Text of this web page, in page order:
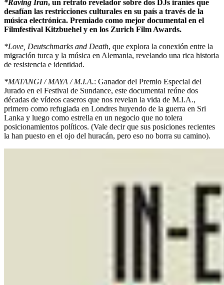
*Raving Iran, un retrato revelador sobre dos DJs iraníes que
desafían las restricciones culturales en su país a través de la
música electrónica. Premiado como mejor documental en el
Filmfestival Kitzbuehel y en los Zurich Film Awards.
*Love, Deutschmarks and Death, que explora la conexión entre la
migración turca y la música en Alemania, revelando una rica historia
de resistencia e identidad.
*MATANGI / MAYA / M.I.A.: Ganador del Premio Especial del
Jurado en el Festival de Sundance, este documental reúne dos
décadas de vídeos caseros que nos revelan la vida de M.I.A.,
primero como refugiada en Londres huyendo de la guerra en Sri
Lanka y luego como estrella en un negocio que no tolera
posicionamientos políticos. (Vale decir que sus posiciones recientes
la han puesto en el ojo del huracán, pero eso no borra su camino).